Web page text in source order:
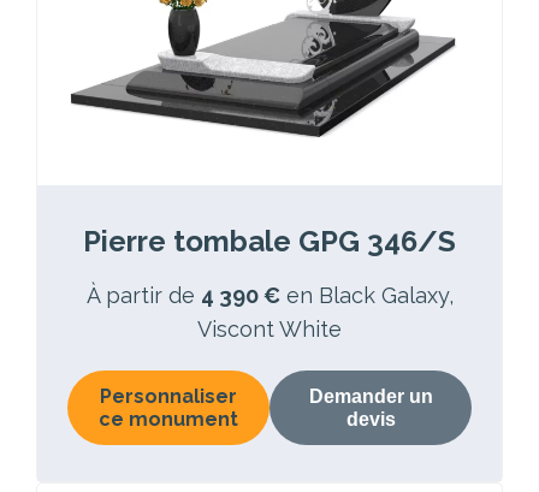
Pierre tombale GPG 346/S
À partir de 4 390 € en Black Galaxy,
Viscont White
Personnaliser
ce monument
Demander un
devis